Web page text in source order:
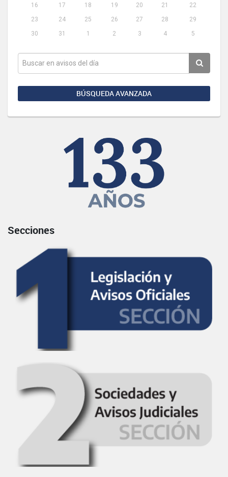
16
17 18 19 20 21
22
23
24 25 26 27 28
29
30
31 1 2 3 4 5
BÚSQUEDA AVANZADA
Secciones